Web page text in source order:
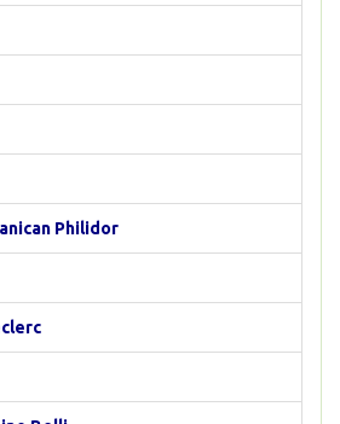
Philidor